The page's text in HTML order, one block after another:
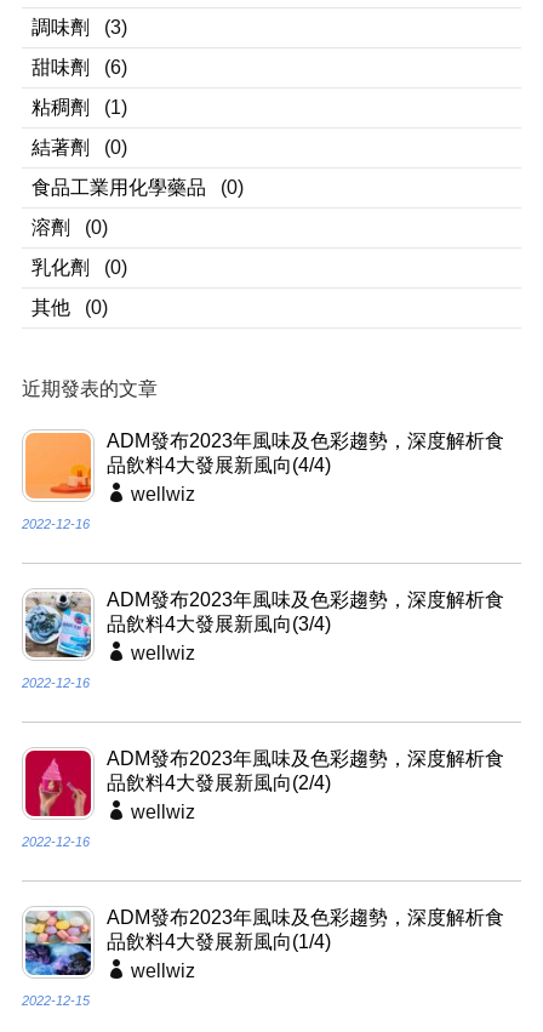
調味劑
(3)
甜味劑
(6)
粘稠劑
(1)
結著劑
(0)
食品工業用化學藥品
(0)
溶劑
(0)
乳化劑
(0)
其他
(0)
近期發表的文章
ADM發布2023年風味及色彩趨勢，深度解析食
品飲料4大發展新風向(4/4)
wellwiz
2022-12-16
ADM發布2023年風味及色彩趨勢，深度解析食
品飲料4大發展新風向(3/4)
wellwiz
2022-12-16
ADM發布2023年風味及色彩趨勢，深度解析食
品飲料4大發展新風向(2/4)
wellwiz
2022-12-16
ADM發布2023年風味及色彩趨勢，深度解析食
品飲料4大發展新風向(1/4)
wellwiz
2022-12-15